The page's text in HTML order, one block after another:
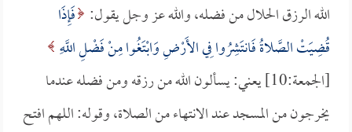
الله الرزق الحلال من فضله، والله عز وجل يقول: فَإِذَا
قُضِيَتْ الصَّلاةُ فَانتَشِرُوا فِي الأَرْضِ وَابْتَغُوا مِنْ فَضْلِ اللَّهِ
[الجمعة:10] يعني: يسألون الله من رزقه ومن فضله عندما
يخرجون من المسجد عند الانتهاء من الصلاة، وقوله: اللهم افتح